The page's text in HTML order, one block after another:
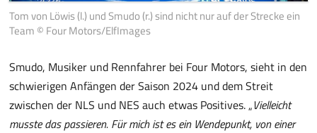
Tom von Löwis (l.) und Smudo (r.) sind nicht nur auf der Strecke ein
Team © Four Motors/ElfImages
Smudo, Musiker und Rennfahrer bei Four Motors, sieht in den
schwierigen Anfängen der Saison 2024 und dem Streit
zwischen der NLS und NES auch etwas Positives. „Vielleicht
musste das passieren. Für mich ist es ein Wendepunkt, von einer